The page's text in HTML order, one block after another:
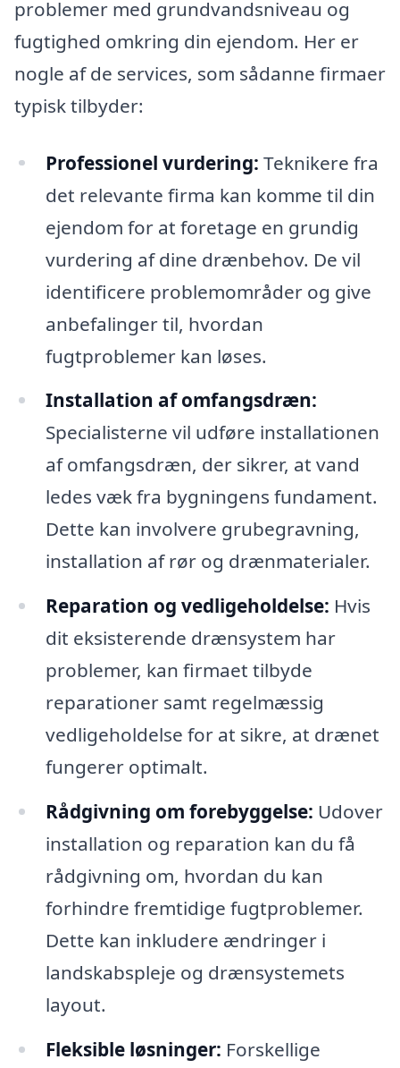
problemer med grundvandsniveau og
fugtighed omkring din ejendom. Her er
nogle af de services, som sådanne firmaer
typisk tilbyder:
Professionel vurdering: Teknikere fra
det relevante firma kan komme til din
ejendom for at foretage en grundig
vurdering af dine drænbehov. De vil
identificere problemområder og give
anbefalinger til, hvordan
fugtproblemer kan løses.
Installation af omfangsdræn:
Specialisterne vil udføre installationen
af omfangsdræn, der sikrer, at vand
ledes væk fra bygningens fundament.
Dette kan involvere grubegravning,
installation af rør og drænmaterialer.
Reparation og vedligeholdelse: Hvis
dit eksisterende drænsystem har
problemer, kan firmaet tilbyde
reparationer samt regelmæssig
vedligeholdelse for at sikre, at drænet
fungerer optimalt.
Rådgivning om forebyggelse: Udover
installation og reparation kan du få
rådgivning om, hvordan du kan
forhindre fremtidige fugtproblemer.
Dette kan inkludere ændringer i
landskabspleje og drænsystemets
layout.
Fleksible løsninger: Forskellige